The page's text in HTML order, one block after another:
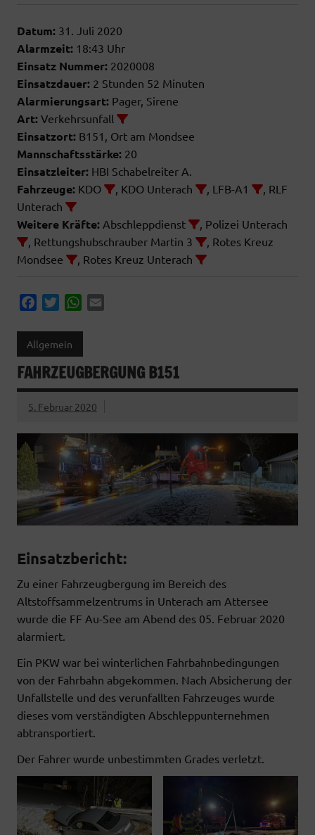
Datum: 31. Juli 2020
Alarmzeit: 18:43 Uhr
Einsatz Nummer: 2020008
Einsatzdauer: 2 Stunden 52 Minuten
Alarmierungsart: Pager, Sirene
Art: Verkehrsunfall
Einsatzort: B151, Ort am Mondsee
Mannschaftsstärke: 20
Einsatzleiter: HBI Schabelreiter A.
Fahrzeuge: KDO , KDO Unterach , LFB-A1
, RLF
Unterach
Weitere Kräfte: Abschleppdienst
, Polizei Unterach
, Rettungshubschrauber Martin 3
, Rotes Kreuz
Mondsee
, Rotes Kreuz Unterach
e
b
o
o
t
t
e
r
W
t
s
A
p
l
Allgemein
FAHRZEUGBERGUNG B151
5. Februar 2020
Einsatzbericht:
Zu einer Fahrzeugbergung im Bereich des
Altstoffsammelzentrums in Unterach am Attersee
wurde die FF Au-See am Abend des 05. Februar 2020
alarmiert.
Ein PKW war bei winterlichen Fahrbahnbedingungen
von der Fahrbahn abgekommen. Nach Absicherung der
Unfallstelle und des verunfallten Fahrzeuges wurde
dieses vom verständigten Abschleppunternehmen
abtransportiert.
Der Fahrer wurde unbestimmten Grades verletzt.